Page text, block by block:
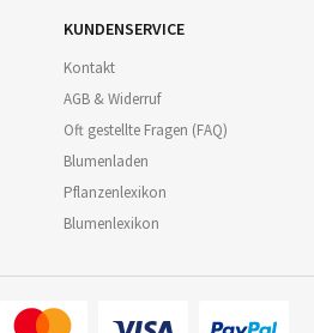
KUNDENSERVICE
Kontakt
AGB & Widerruf
Oft gestellte Fragen (FAQ)
Blumenladen
Pflanzenlexikon
Blumenlexikon